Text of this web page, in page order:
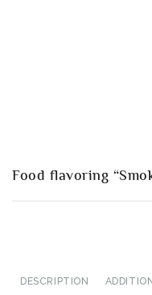
Food flavoring
DESCRIPTION